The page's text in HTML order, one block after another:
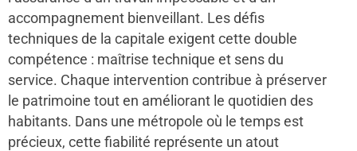
accompagnement bienveillant. Les défis
techniques de la capitale exigent cette double
compétence : maîtrise technique et sens du
service. Chaque intervention contribue à préserver
le patrimoine tout en améliorant le quotidien des
habitants. Dans une métropole où le temps est
précieux, cette fiabilité représente un atout